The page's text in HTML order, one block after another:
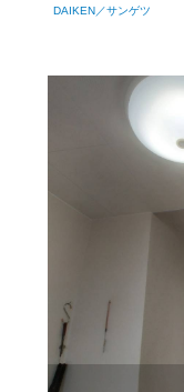
DAIKEN／サンゲツ